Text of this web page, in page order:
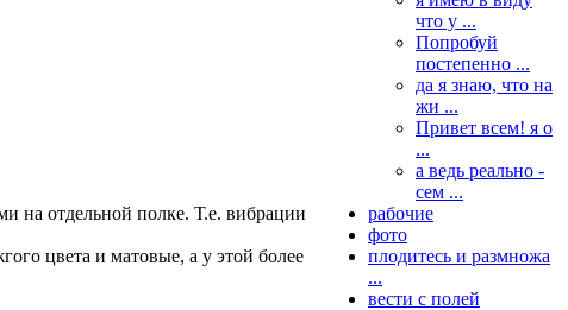
на отдельной полке. Т.е. вибрации
цвета и матовые, а у этой более
что у ...
Попробуй
постепенно ...
да я знаю, что на
жи ...
Привет всем! я о
...
а ведь реально -
сем ...
рабочие
фото
плодитесь и размножа
...
вести с полей